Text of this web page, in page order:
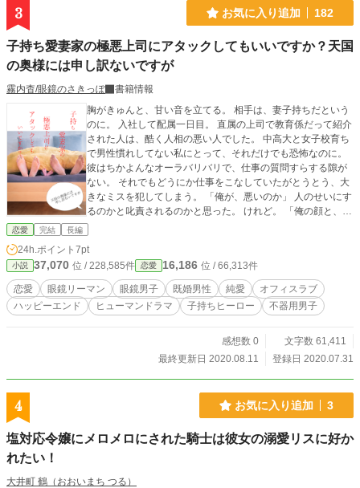
よりも優しい。 気付いてくれる、誰かの存在。 初めて
「本当の自分」を認められたような気がして、未咲は少しず
に生きているだけの私」 その思考に囚われた未咲は、姉に
差し出す手が止まる。 「彼の隣に居ると、『求められている
ら彼を遠ざけてしまう。 やがて心の支えを失った未咲は生
きる意味を見失い、姉を置き去りにしてしまう。 「流れてい
く時間も、巡る季節も止まらない」 彼と眺めた夕日が沈む
前に時間を止めたいと思った未咲は、海に向かって歩き出し
てしまう。 幼少期より抑えてきた感情、求められている役
割、諦めた自分の人生。 誰かの為に生きてきた未咲が健太
と出会ったことにより、このままの人生で良いかを悩み。健
太が心を閉ざしてしまった理由を知り、誰かの為に生きると
いうことはどうゆうことなのかを直面する。 イラストは、AC
イラスト様よりお借りしています。 閲覧、お気に入り、投
票、いいね、ありがとうございます。励みになります。 おか
げさまで、「第八回、ほっこりじんわり大賞」、初めて奨励
賞をいただきました。みなさんのおかげです。ありがとうご
ざいました。 そしてイラストをお借りした、作家様、ACイラ
スト様、ありがとうございました。
3 お気に入り追加 182
子持ち愛妻家の極悪上司にアタックしてもいいですか？天国
の奥様には申し訳ないですが
霧内杳/眼鏡のさきっぽ
書籍情報
胸がきゅんと、甘い音を立てる。 相手は、妻子持ちだという
のに。 入社して配属一日目。 直属の上司で教育係だって紹介
された人は、酷く人相の悪い人でした。 中高大と女子校育ち
で男性慣れしてない私にとって、それだけでも恐怖なのに。
彼はちかよんなオーラバリバリで、仕事の質問すらする隙が
ない。 それでもどうにか仕事をこなしていたがとうとう、大
きなミスを犯してしまう。 「俺が、悪いのか」 人のせいにす
るのかと叱責されるのかと思った。 けれど。 「俺の顔と、理
由があって避け気味なせいだよな、すまん」 あやまってくれ
のに。 星谷桐子 22歳 システム開発会社営業事務 中高大女子
校育ちで、ちょっぴり男性が苦手 自分の非はちゃんと認める
子 頑張り屋さん × 京塚大介 32歳 システム開発会社営業事
務 主任 ツンツンあたまで目つき悪い 態度もでかくて人に恐
怖を与えがち 5歳の娘にデレデレな愛妻家 いまでも亡くなっ
恋愛 完結 長編
24h.ポイント 7pt
小説 37,070 位 / 228,585件 恋愛 16,186 位 / 66,313件
恋愛 眼鏡リーマン 眼鏡男子 既婚男性 純愛
オフィスラブ
ハッピーエンド
ヒューマンドラマ 子持ちヒーロー 不器用男子
感想数 0
文字数 61,411
最終更新日 2020.08.11
登録日 2020.07.31
4 お気に入り追加 3
塩対応令嬢にメロメロにされた騎士は彼女の溺愛リスに好か
れたい！
大井町 鶴（おおいまち つる）